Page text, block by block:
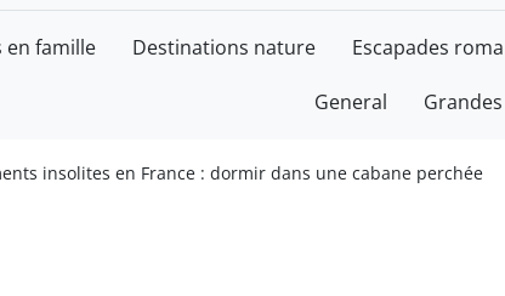
en famille Destinations nature Escapades
General
insolites en France : dormir dans une cabane perchée​